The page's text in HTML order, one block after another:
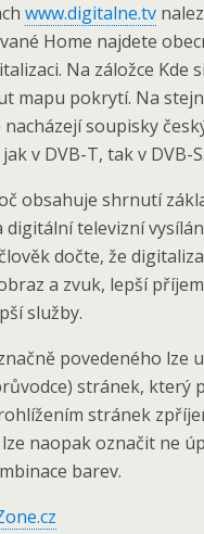
www.digitalne.tv
Home najdete
Na záložce Kde
mapu pokrytí. Na
soupisky
v DVB-T, tak v DVB-S.
obsahuje shrnutí
digitální televizní
dočte, že
a zvuk, lepší
služby.
povedeného lze
stránek, který
stránek
naopak označit ne
barev.